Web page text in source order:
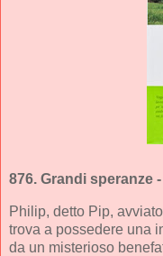
876. Grandi speranze
Philip, detto Pip,
trova a possedere una
da un misterioso